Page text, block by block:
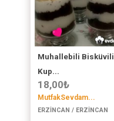
Muhallebili Bisküvili
Kup...
18,00₺
MutfakSevdam...
ERZİNCAN / ERZİNCAN